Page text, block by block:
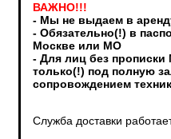
ВАЖНО!!!
- Мы не выдаем в
- Обязательно(!) в
Москве или МО
- Для лиц без
только(!) под полную
сопровождением
Служба доставки